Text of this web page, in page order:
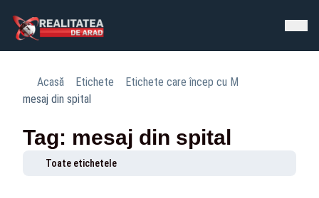
Acasă Etichete
Etichete care încep cu M
mesaj din spital
Tag: mesaj din spital
Toate etichetele